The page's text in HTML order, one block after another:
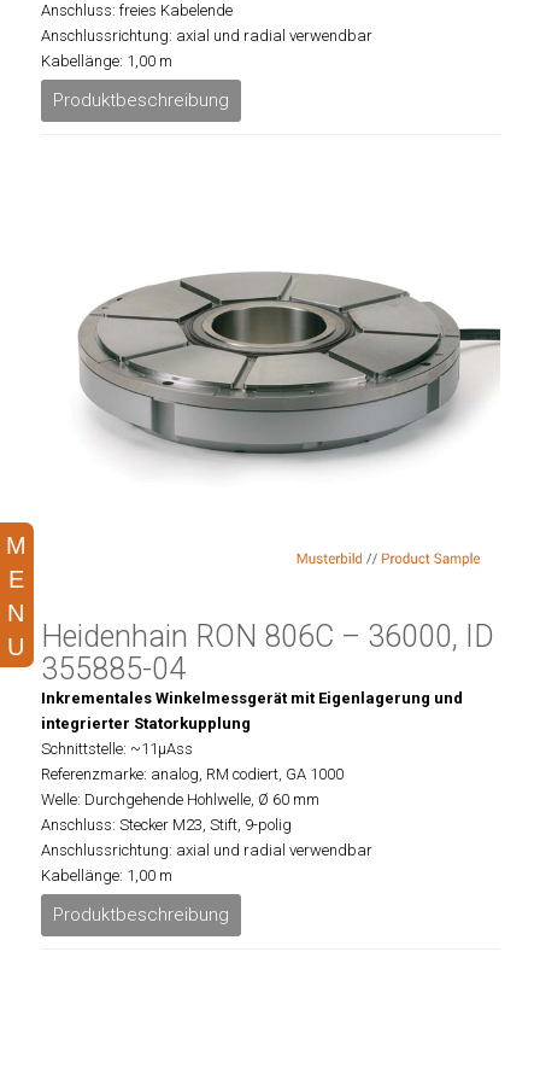
Anschluss: freies Kabelende
Anschlussrichtung: axial und radial verwendbar
Kabellänge: 1,00 m
Produktbeschreibung
Heidenhain RON 806C – 36000, ID
355885-04
Inkrementales Winkelmessgerät mit Eigenlagerung und
integrierter Statorkupplung
Schnittstelle: ~11µAss
Referenzmarke: analog, RM codiert, GA 1000
Welle: Durchgehende Hohlwelle, Ø 60 mm
Anschluss: Stecker M23, Stift, 9-polig
Anschlussrichtung: axial und radial verwendbar
Kabellänge: 1,00 m
Produktbeschreibung